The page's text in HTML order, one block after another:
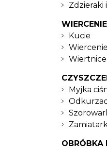
Zdzieraki
Kucie
Wiercenie
Myjka
OBRÓBKA